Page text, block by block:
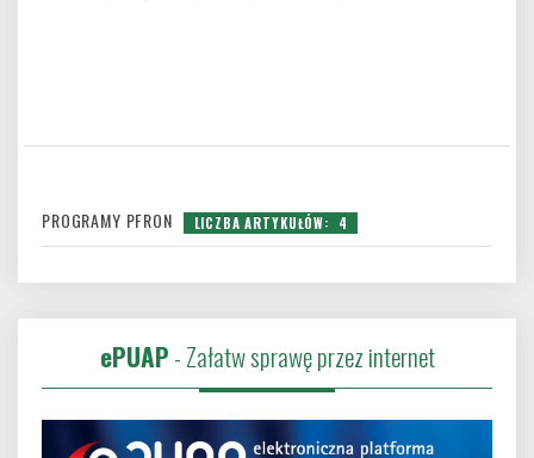
PROGRAMY PFRON LICZBA ARTYKUŁÓW: 4
ePUAP- Załatw sprawę przez internet